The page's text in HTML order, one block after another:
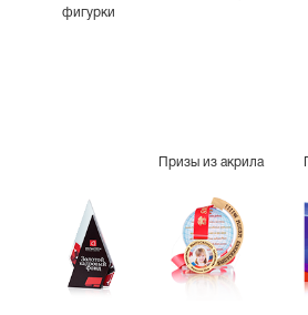
фигурки
Призы из акрила